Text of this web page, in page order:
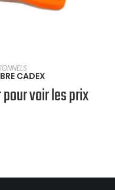
CADEX
voir les prix